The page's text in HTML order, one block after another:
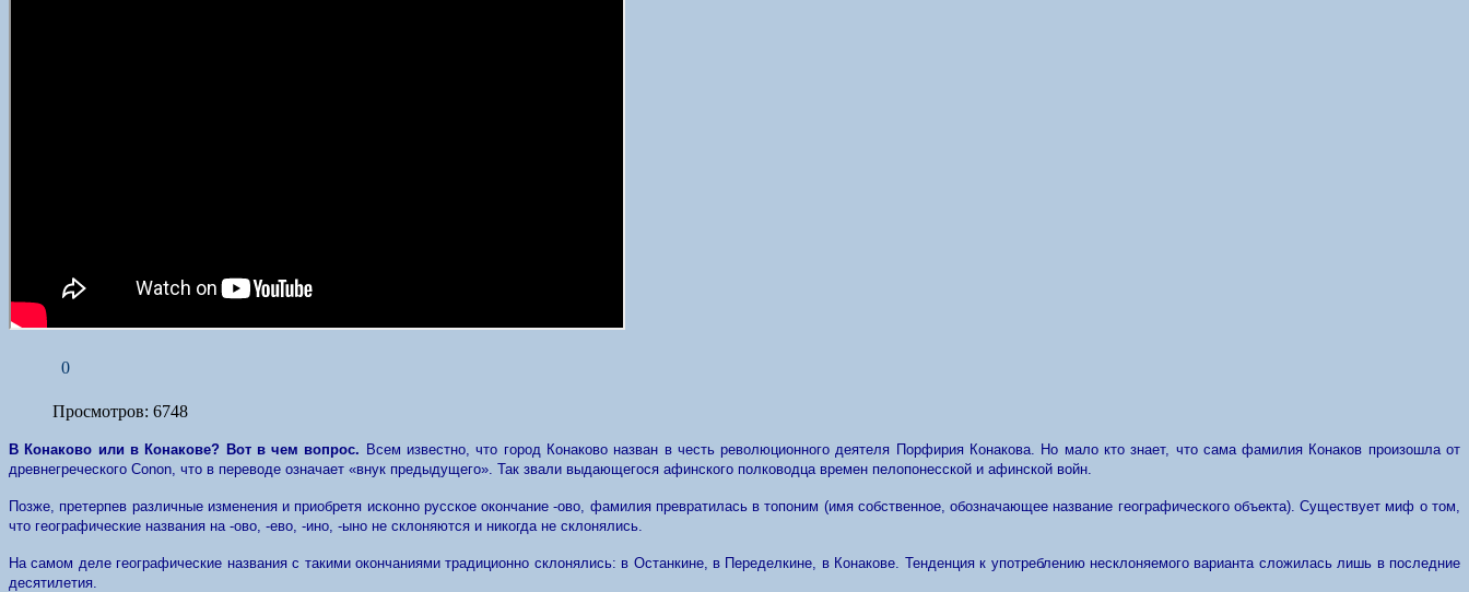
0
Просмотров: 6748
В Конаково или в Конакове? Вот в чем вопрос. Всем известно, что город Конаково назван в честь революционного деятеля Порфирия Конакова. Но мало кто знает, что сама фамилия Конаков произошла от
древнегреческого Conon, что в переводе означает «внук предыдущего». Так звали выдающегося афинского полководца времен пелопонесской и афинской войн.
Позже, претерпев различные изменения и приобретя исконно русское окончание -ово, фамилия превратилась в топоним (имя собственное, обозначающее название географического объекта). Существует миф о том,
что географические названия на -ово, -ево, -ино, -ыно не склоняются и никогда не склонялись.
На самом деле географические названия с такими окончаниями традиционно склонялись: в Останкине, в Переделкине, в Конакове. Тенденция к употреблению несклоняемого варианта сложилась лишь в последние
десятилетия.